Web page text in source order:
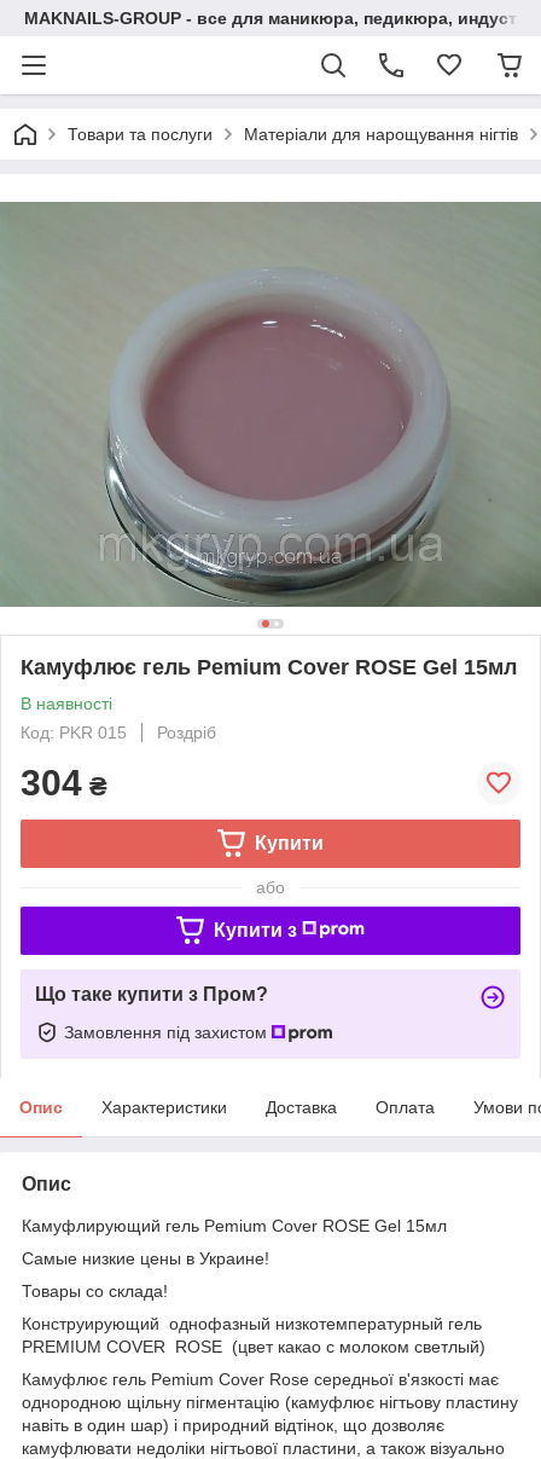
MAKNAILS-GROUP - все для маникюра, педикюра,
Товари та послуги Матеріали для нарощування нігтів
Камуфлює гель Pemium Cover ROSE Gel 15мл
В наявності
Код: PKR 015
Роздріб
304 ₴
Купити
або
Купити з
Що таке купити з Пром?
Замовлення під захистом
Опис Характеристики Доставка Оплата Умови
Опис
Камуфлирующий гель Pemium Cover ROSE Gel 15мл
Самые низкие цены в Украине!
Товары со склада!
Конструирующий однофазный низкотемпературный гель
PREMIUM COVER ROSE (цвет какао с молоком светлый)
Камуфлює гель Pemium Cover Rose середньої в'язкості має
однородною щільну пігментацію (камуфлює нігтьову пластину
навіть в один шар) і природний відтінок, що дозволяє
камуфлювати недоліки нігтьової пластини, а також візуально